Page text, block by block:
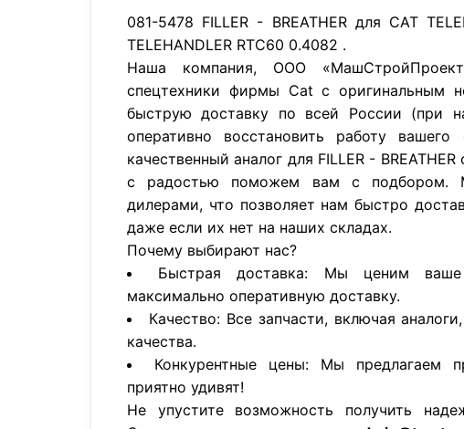
081-5478 FILLER - BREATHER для CAT
TELEHANDLER RTC60 0.4082 .
Наша компания, ООО
спецтехники фирмы Cat с оригинальным
быструю доставку по всей России (при
оперативно восстановить работу
качественный аналог для FILLER -
с радостью поможем вам с подбором.
дилерами, что позволяет нам быстро
даже если их нет на наших складах.
Почему выбирают нас?
Быстрая доставка: Мы ценим
максимально оперативную доставку.
Качество: Все запчасти, включая
качества.
Конкурентные цены: Мы предлагаем
приятно удивят!
Не упустите возможность получить